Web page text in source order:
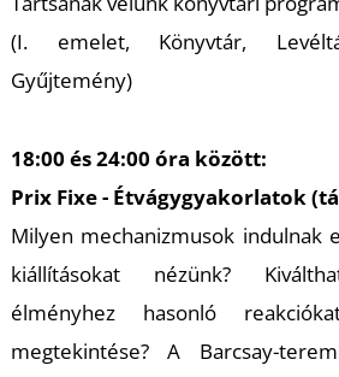
(I. emelet, Könyvtár,
Gyűjtemény)
18:00 és 24:00 óra között:
Prix Fixe - Étvágygyakorlatok
Milyen mechanizmusok indulnak
kiállításokat nézünk?
élményhez hasonló
megtekintése? A Barcsay-